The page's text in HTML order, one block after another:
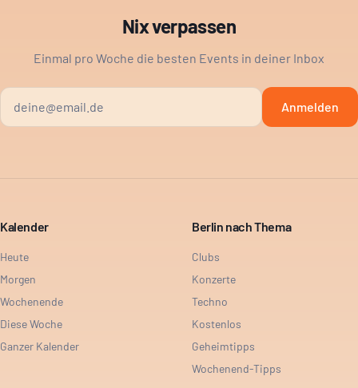
Nix verpassen
Einmal pro Woche die besten Events in deiner Inbox
Anmelden
Kalender
Heute
Morgen
Wochenende
Diese Woche
Ganzer Kalender
Berlin nach Thema
Clubs
Konzerte
Techno
Kostenlos
Geheimtipps
Wochenend-Tipps